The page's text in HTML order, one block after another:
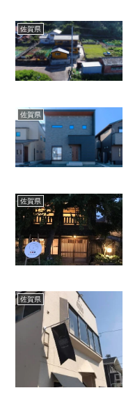
佐賀県
佐賀県
佐賀県
佐賀県